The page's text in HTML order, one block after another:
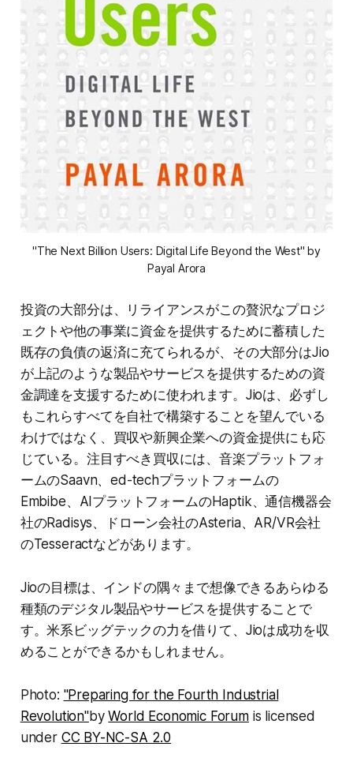
"The Next Billion Users: Digital Life Beyond the West" by
Payal Arora
投資の大部分は、リライアンスがこの贅沢なプロジ
ェクトや他の事業に資金を提供するために蓄積した
既存の負債の返済に充てられるが、その大部分はJio
が上記のような製品やサービスを提供するための資
金調達を支援するために使われます。Jioは、必ずし
もこれらすべてを自社で構築することを望んでいる
わけではなく、買収や新興企業への資金提供にも応
じている。注目すべき買収には、音楽プラットフォ
ームのSaavn、ed-techプラットフォームの
Embibe、AIプラットフォームのHaptik、通信機器会
社のRadisys、ドローン会社のAsteria、AR/VR会社
のTesseractなどがあります。
Jioの目標は、インドの隅々まで想像できるあらゆる
種類のデジタル製品やサービスを提供することで
す。米系ビッグテックの力を借りて、Jioは成功を収
めることができるかもしれません。
Photo: "Preparing for the Fourth Industrial
Revolution"byWorld Economic Forumis licensed
under CC BY-NC-SA 2.0